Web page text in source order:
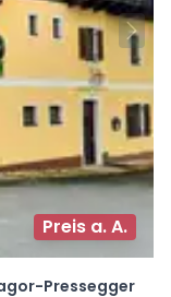
Preis a. A.
Pressegger